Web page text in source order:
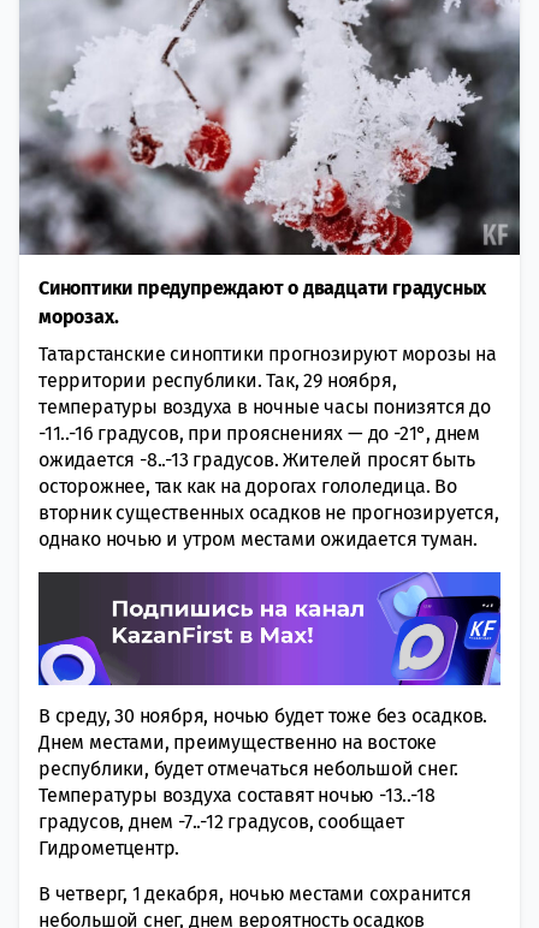
Синоптики предупреждают о двадцати градусных
морозах.
Татарстанские синоптики прогнозируют морозы на
территории республики. Так, 29 ноября,
температуры воздуха в ночные часы понизятся до
-11..-16 градусов, при прояснениях — до -21°, днем
ожидается -8..-13 градусов. Жителей просят быть
осторожнее, так как на дорогах гололедица. Во
вторник существенных осадков не прогнозируется,
однако ночью и утром местами ожидается туман.
В среду, 30 ноября, ночью будет тоже без осадков.
Днем местами, преимущественно на востоке
республики, будет отмечаться небольшой снег.
Температуры воздуха составят ночью -13..-18
градусов, днем -7..-12 градусов, сообщает
Гидрометцентр.
В четверг, 1 декабря, ночью местами сохранится
небольшой снег, днем вероятность осадков